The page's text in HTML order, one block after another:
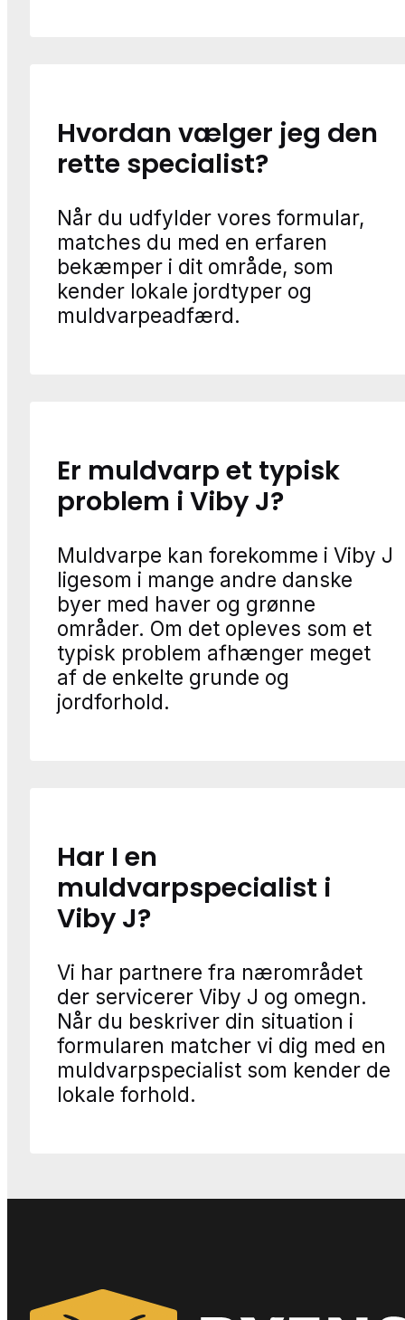
Hvordan vælger jeg den
rette specialist?
Når du udfylder vores formular,
matches du med en erfaren
bekæmper i dit område, som
kender lokale jordtyper og
muldvarpeadfærd.
Er muldvarp et typisk
problem i Viby J?
Muldvarpe kan forekomme i Viby J
ligesom i mange andre danske
byer med haver og grønne
områder. Om det opleves som et
typisk problem afhænger meget
af de enkelte grunde og
jordforhold.
Har I en
muldvarpspecialist i
Viby J?
Vi har partnere fra nærområdet
der servicerer Viby J og omegn.
Når du beskriver din situation i
formularen matcher vi dig med en
muldvarpspecialist som kender de
lokale forhold.